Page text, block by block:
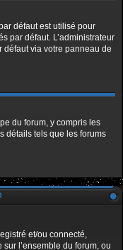
défaut est utilisé pour
par défaut. L’administrateur
défaut via votre panneau de
du forum, y compris les
détails tels que les forums
et/ou connecté,
l’ensemble du forum, ou